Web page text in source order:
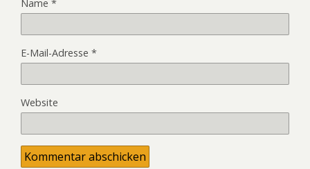
Name *
E-Mail-Adresse *
Website